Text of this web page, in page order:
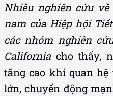
Nhiều nghiên cứu
nam của Hiệp hội
các nhóm nghiên
Californiacho thấy,
tăng cao khi quan
lớn, chuyển động